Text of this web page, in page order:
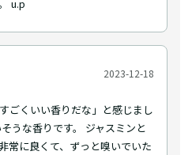
u.p
2023-12-18
ごくいい香りだな」と感じまし
うな香りです。 ジャスミンと
常に良くて、ずっと嗅いでいた